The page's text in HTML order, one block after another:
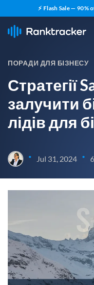
⚡ Flash Sale —
ПОРАДИ ДЛЯ БІЗНЕСУ
Стратегії
залучити
лідів для
• Jul 31, 2024 •